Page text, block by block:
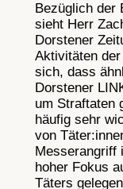
Bezüglich der
sieht Herr
Dorstener
Aktivitäten
sich, dass
Dorstener
um Straftaten
häufig sehr
von
Messerangriff
hoher Fokus
Täters